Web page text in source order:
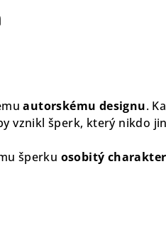
autorskému designu.
vznikl šperk, který nikdo
šperku osobitý charakter